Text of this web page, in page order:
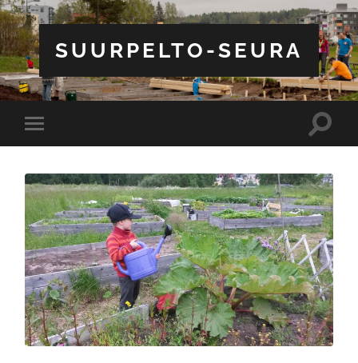
SUURPELTO-SEURA
Toggle
mobile
Toggle